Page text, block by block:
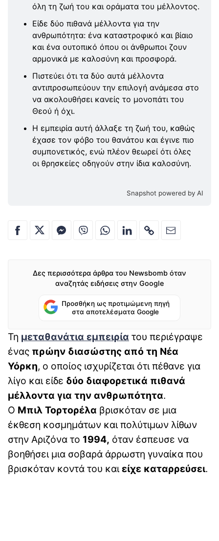
όλη τη ζωή του και οράματα του μέλλοντος.
Είδε δύο πιθανά μέλλοντα για την
ανθρωπότητα: ένα καταστροφικό και βίαιο
και ένα ουτοπικό όπου οι άνθρωποι ζουν
αρμονικά με καλοσύνη και προσφορά.
Πιστεύει ότι τα δύο αυτά μέλλοντα
αντιπροσωπεύουν την επιλογή ανάμεσα στο
να ακολουθήσει κανείς το μονοπάτι του
Θεού ή όχι.
Η εμπειρία αυτή άλλαξε τη ζωή του, καθώς
έχασε τον φόβο του θανάτου και έγινε πιο
συμπονετικός, ενώ πλέον θεωρεί ότι όλες
οι θρησκείες οδηγούν στην ίδια καλοσύνη.
Snapshot powered by AI
Δες περισσότερα άρθρα του Newsbomb όταν
αναζητάς ειδήσεις στην Google
Προσθήκη ως προτιμώμενη πηγή
στα αποτελέσματα Google
Τη μεταθανάτια εμπειρία του περιέγραψε
ένας πρώην διασώστης από τη Νέα
Υόρκη, ο οποίος ισχυρίζεται ότι πέθανε για
λίγο και είδε δύο διαφορετικά πιθανά
μέλλοντα για την ανθρωπότητα.
Ο Μπιλ Τορτορέλα βρισκόταν σε μια
έκθεση κοσμημάτων και πολύτιμων λίθων
στην Αριζόνα το 1994, όταν έσπευσε να
βοηθήσει μια σοβαρά άρρωστη γυναίκα που
βρισκόταν κοντά του και είχε καταρρεύσει.